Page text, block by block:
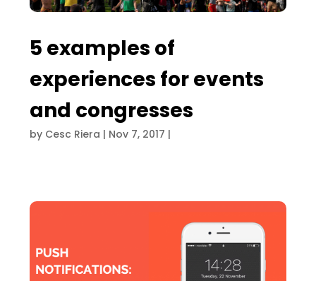
5 examples of
experiences for events
and congresses
by Cesc Riera | Nov 7, 2017 |